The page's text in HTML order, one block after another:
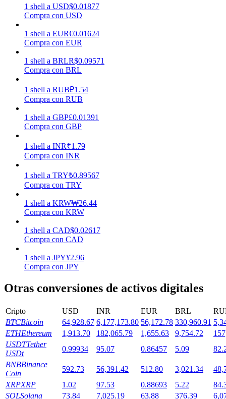
Gana recompensas competitivas diariamente
Staking
Alta rentabilidad y acceso instantáneo
Launchpool
Participación flexible para ganar tokens populares
1 shell a USD$0.01877
Compra con USD
1 shell a EUR€0.01624
Compra con EUR
1 shell a BRLR$0.09571
Compra con BRL
1 shell a RUB₽1.54
Compra con RUB
1 shell a GBP£0.01391
Compra con GBP
1 shell a INR₹1.79
Compra con INR
1 shell a TRY₺0.89567
Compra con TRY
1 shell a KRW₩26.44
Compra con KRW
1 shell a CAD$0.02617
Compra con CAD
1 shell a JPY¥2.96
Compra con JPY
Otras conversiones de activos digitales
Cripto USD INR EUR BRL
BTCBitcoin 64,928.67 6,177,173.80 56,172.78 330,960.91
ETHEthereum 1,913.70 182,065.79 1,655.63 9,754.72
USDTTether
USDt
0.99934 95.07 0.86457 5.09
BNBBinance
Coin
592.73 56,391.42 512.80 3,021.34
XRPXRP 1.02 97.53 0.88693 5.22
SOLSolana 73.84 7,025.19 63.88 376.39